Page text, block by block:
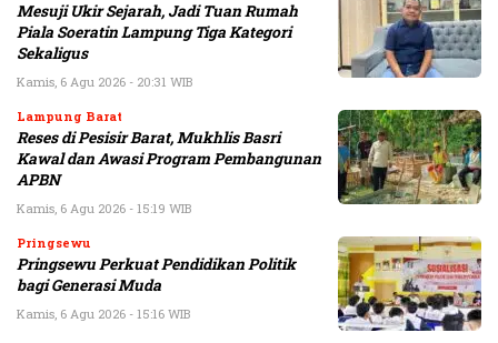
Mesuji Ukir Sejarah, Jadi Tuan Rumah
Piala Soeratin Lampung Tiga Kategori
Sekaligus
Kamis, 6 Agu 2026 - 20:31 WIB
Lampung Barat
Reses di Pesisir Barat, Mukhlis Basri
Kawal dan Awasi Program Pembangunan
APBN
Kamis, 6 Agu 2026 - 15:19 WIB
Pringsewu
Pringsewu Perkuat Pendidikan Politik
bagi Generasi Muda
Kamis, 6 Agu 2026 - 15:16 WIB